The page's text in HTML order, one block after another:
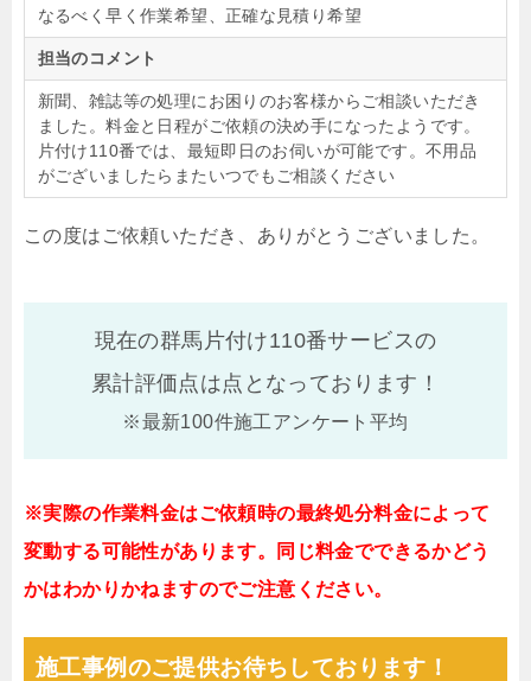
なるべく早く作業希望、正確な見積り希望
担当のコメント
新聞、雑誌等の処理にお困りのお客様からご相談いただき
ました。料金と日程がご依頼の決め手になったようです。
片付け110番では、最短即日のお伺いが可能です。不用品
がございましたらまたいつでもご相談ください
この度はご依頼いただき、ありがとうございました。
現在の群馬片付け110番サービスの
累計評価点は点となっております！
※最新100件施工アンケート平均
※実際の作業料金はご依頼時の最終処分料金によって
変動する可能性があります。同じ料金でできるかどう
かはわかりかねますのでご注意ください。
施工事例のご提供お待ちしております！